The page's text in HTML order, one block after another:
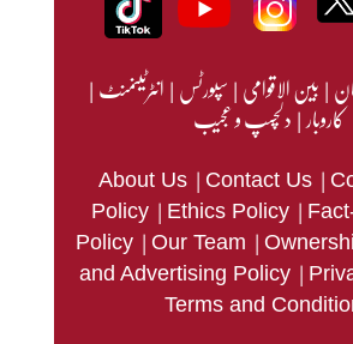
|بین الاقوامی|سپورٹس|انٹرٹینمنٹ|
کاروبار|دلچسپ و عجیب
About Us | Contact Us |
Policy | Ethics Policy |
Policy | Our Team |
and Advertising Policy |
Terms and